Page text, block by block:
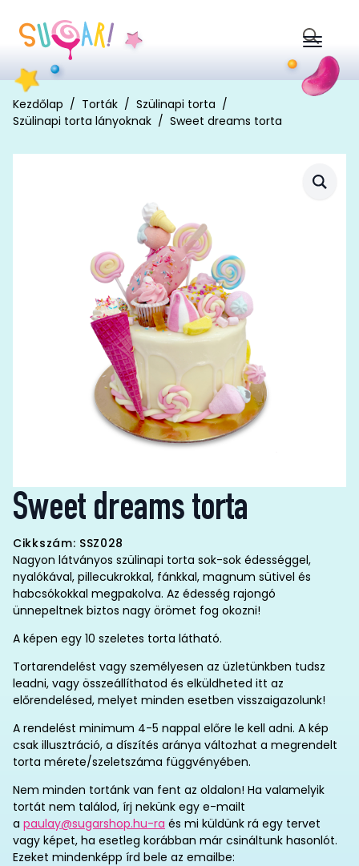
Search
for:
Kezdőlap Torták
Szülinapi torta
Szülinapi torta lányoknak
Sweet dreams torta
Sweet dreams torta
Cikkszám: SSZ028
Nagyon látványos szülinapi torta sok-sok édességgel,
nyalókával, pillecukrokkal, fánkkal, magnum sütivel és
habcsókokkal megpakolva. Az édesség rajongó
ünnepeltnek biztos nagy örömet fog okozni!
A képen egy 10 szeletes torta látható.
Tortarendelést vagy személyesen az üzletünkben tudsz
leadni, vagy összeállíthatod és elküldheted itt az
előrendelésed, melyet minden esetben visszaigazolunk!
A rendelést minimum 4-5 nappal előre le kell adni. A kép
csak illusztráció, a díszítés aránya változhat a megrendelt
torta mérete/szeletszáma függvényében.
Nem minden tortánk van fent az oldalon! Ha valamelyik
tortát nem találod, írj nekünk egy e-mailt
a paulay@sugarshop.hu-ra és mi küldünk rá egy tervet
vagy képet, ha esetleg korábban már csináltunk hasonlót.
Ezeket mindenképp írd bele az emailbe: